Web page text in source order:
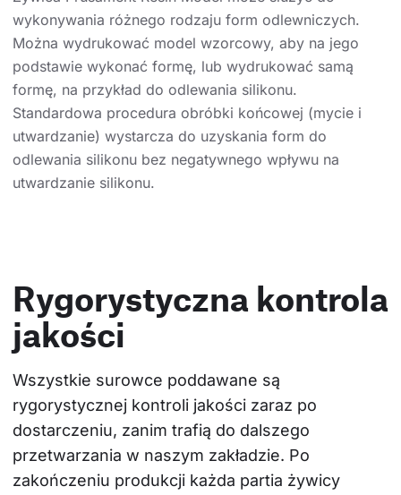
wykonywania różnego rodzaju form odlewniczych.
Można wydrukować model wzorcowy, aby na jego
podstawie wykonać formę, lub wydrukować samą
formę, na przykład do odlewania silikonu.
Standardowa procedura obróbki końcowej (mycie i
utwardzanie) wystarcza do uzyskania form do
odlewania silikonu bez negatywnego wpływu na
utwardzanie silikonu.
Rygorystyczna kontrola
jakości
Wszystkie surowce poddawane są
rygorystycznej kontroli jakości zaraz po
dostarczeniu, zanim trafią do dalszego
przetwarzania w naszym zakładzie. Po
zakończeniu produkcji każda partia żywicy